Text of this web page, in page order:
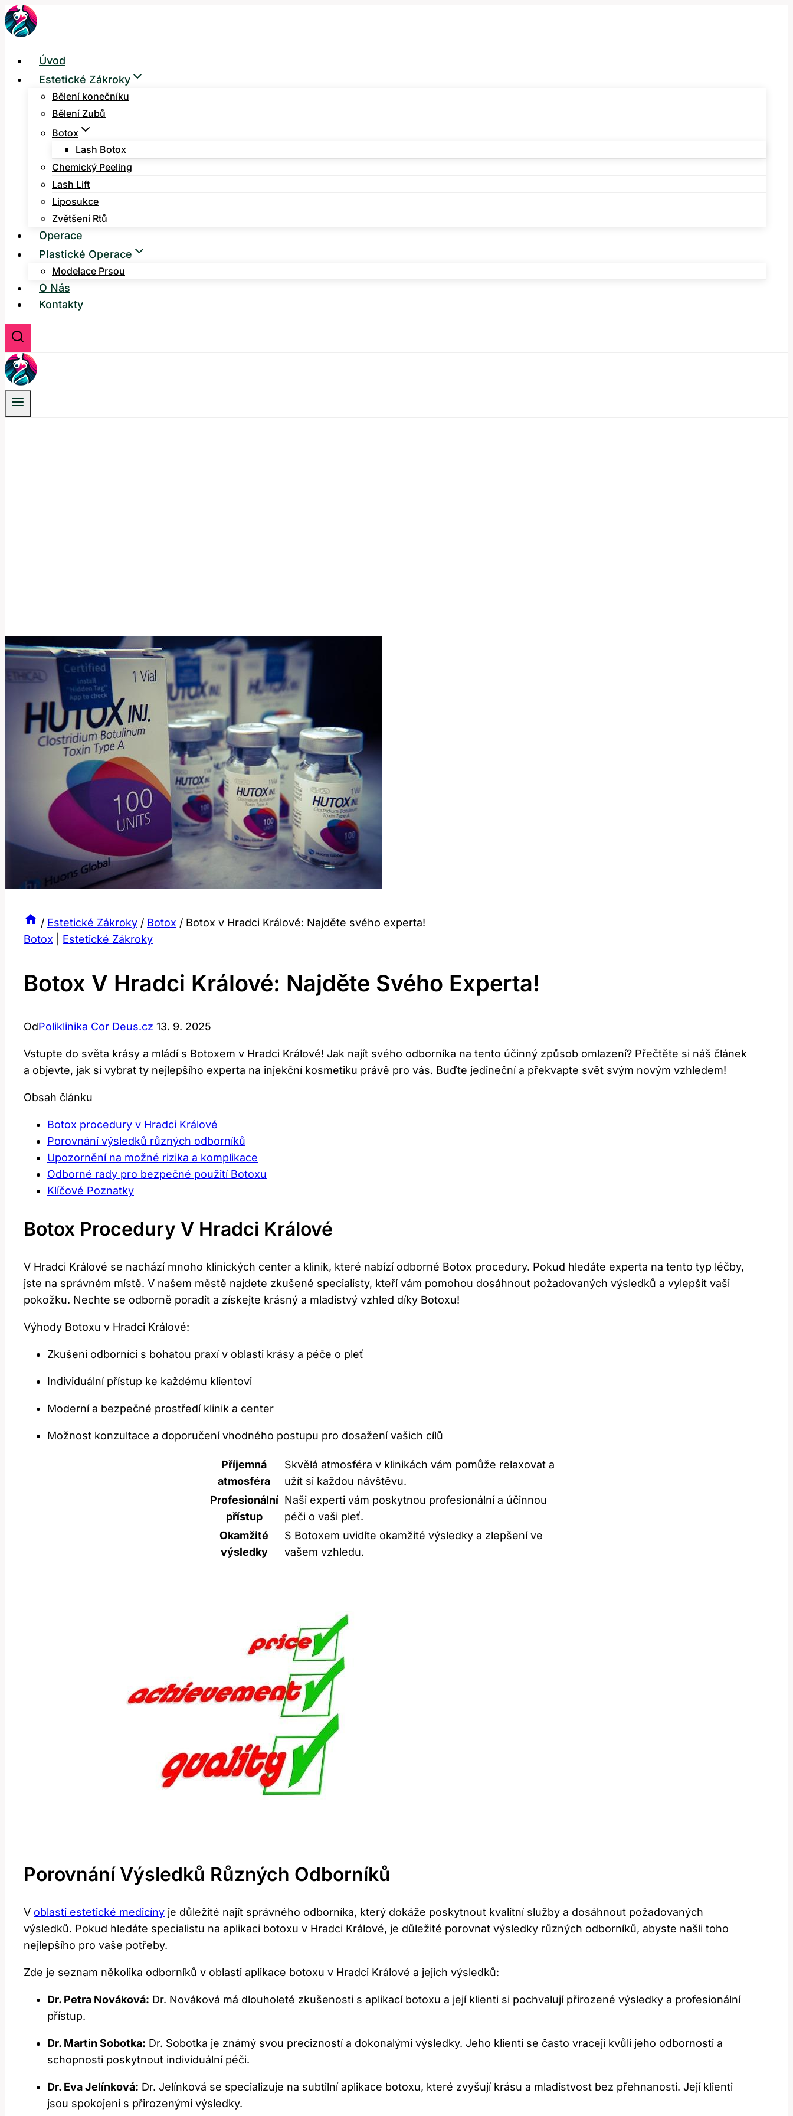
Přeskočit
na
Úvod
Estetické Zákroky
Bělení konečníku
Bělení Zubů
Botox
Lash Botox
Chemický Peeling
Lash Lift
Liposukce
Zvětšení Rtů
Operace
Plastické Operace
Modelace Prsou
O Nás
Kontakty
/ Estetické Zákroky / Botox / Botox v Hradci Králové: Najděte svého experta!
Botox
Estetické Zákroky
Botox V Hradci Králové: Najděte Svého Experta!
OdPoliklinika Cor Deus.cz 13. 9. 2025
Vstupte do světa krásy a mládí s Botoxem v Hradci Králové! Jak najít svého odborníka na tento účinný způsob omlazení? Přečtěte si náš článek
a objevte, jak si vybrat ty nejlepšího experta na injekční kosmetiku právě pro vás. Buďte jedineční a překvapte svět svým novým vzhledem!
Obsah článku
Botox procedury v Hradci Králové
Porovnání výsledků různých odborníků
Upozornění na možné rizika a komplikace
Odborné rady pro bezpečné použití Botoxu
Klíčové Poznatky
Botox Procedury V Hradci Králové
V Hradci Králové se nachází mnoho klinických center a klinik, které nabízí odborné Botox procedury. Pokud hledáte experta na tento typ léčby,
jste na správném místě. V našem městě najdete zkušené specialisty, kteří vám pomohou dosáhnout požadovaných výsledků a vylepšit vaši
pokožku. Nechte se odborně poradit a získejte krásný a mladistvý vzhled díky Botoxu!
Výhody Botoxu v Hradci Králové:
Zkušení odborníci s bohatou praxí v oblasti krásy a péče o pleť
Individuální přístup ke každému klientovi
Moderní a bezpečné prostředí klinik a center
Možnost konzultace a doporučení vhodného postupu pro dosažení vašich cílů
Příjemná
atmosféra
Skvělá atmosféra v klinikách vám pomůže relaxovat a
užít si každou návštěvu.
Profesionální
přístup
Naši experti vám poskytnou profesionální a účinnou
péči o vaši pleť.
Okamžité
výsledky
S Botoxem uvidíte okamžité výsledky a zlepšení ve
vašem vzhledu.
Porovnání Výsledků Různých Odborníků
V oblasti estetické medicíny je důležité najít správného odborníka, který dokáže poskytnout kvalitní služby a dosáhnout požadovaných
výsledků. Pokud hledáte specialistu na aplikaci botoxu v Hradci Králové, je důležité porovnat výsledky různých odborníků, abyste našli toho
nejlepšího pro vaše potřeby.
Zde je seznam několika odborníků v oblasti aplikace botoxu v Hradci Králové a jejich výsledků:
Dr. Petra Nováková: Dr. Nováková má dlouholeté zkušenosti s aplikací botoxu a její klienti si pochvalují přirozené výsledky a profesionální
přístup.
Dr. Martin Sobotka: Dr. Sobotka je známý svou precizností a dokonalými výsledky. Jeho klienti se často vracejí kvůli jeho odbornosti a
schopnosti poskytnout individuální péči.
Dr. Eva Jelínková: Dr. Jelínková se specializuje na subtilní aplikace botoxu, které zvyšují krásu a mladistvost bez přehnanosti. Její klienti
jsou spokojeni s přirozenými výsledky.